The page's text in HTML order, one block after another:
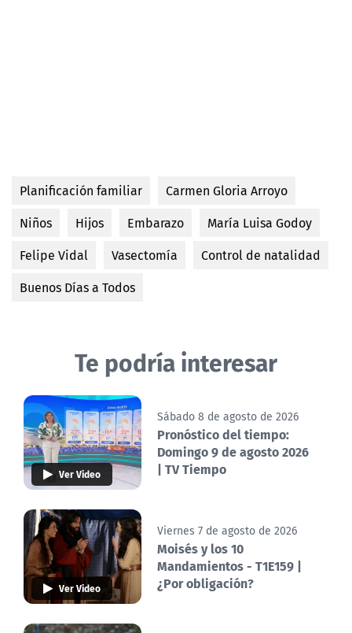
Planificación familiar
Carmen Gloria Arroyo
Niños
Hijos Embarazo
María Luisa Godoy
Felipe Vidal
Vasectomía
Control de natalidad
Buenos Días a Todos
Te podría interesar
Ver Video
Sábado 8 de agosto de 2026
Pronóstico del tiempo:
Domingo 9 de agosto 2026
| TV Tiempo
Ver Video
Viernes 7 de agosto de 2026
Moisés y los 10
Mandamientos - T1E159 |
¿Por obligación?